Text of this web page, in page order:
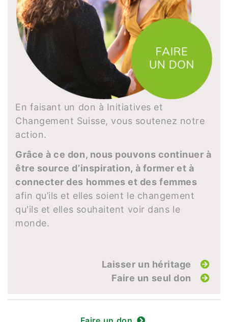
En faisant un don à Initiatives et
Changement Suisse, vous soutenez notre
action.
Grâce à ce don, nous pouvons continuer à
être source d’inspiration, à former et à
connecter des hommes et des femmes
afin qu’ils et elles soient le changement
qu'ils et elles souhaitent voir dans le
monde.
Laisser un héritage
Faire un seul don